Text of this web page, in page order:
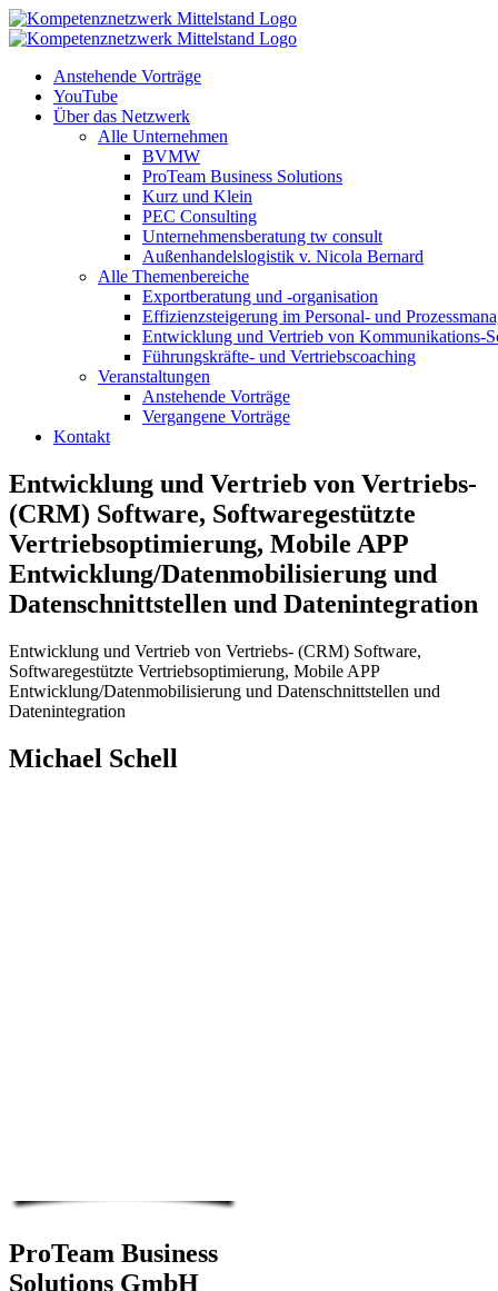
Zum
Inhalt
Anstehende Vorträge
YouTube
Über das Netzwerk
Alle Unternehmen
BVMW
ProTeam Business Solutions
Kurz und Klein
PEC Consulting
Unternehmensberatung tw consult
Außenhandelslogistik v. Nicola Bernard
Alle Themenbereiche
Exportberatung und -organisation
Effizienzsteigerung im Personal- und
Entwicklung und Vertrieb von Kommunikations-
Führungskräfte- und Vertriebscoaching
Veranstaltungen
Anstehende Vorträge
Vergangene Vorträge
Kontakt
Entwicklung und Vertrieb von Vertriebs-
(CRM) Software, Softwaregestützte
Vertriebsoptimierung, Mobile APP
Entwicklung/Datenmobilisierung und
Datenschnittstellen und Datenintegration
Entwicklung und Vertrieb von Vertriebs- (CRM) Software,
Softwaregestützte Vertriebsoptimierung, Mobile APP
Entwicklung/Datenmobilisierung und Datenschnittstellen und
Datenintegration
Michael Schell
ProTeam Business
Solutions GmbH